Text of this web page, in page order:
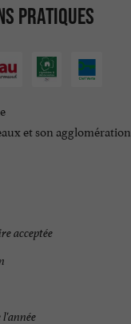
pratiques
et son agglomération
acceptée